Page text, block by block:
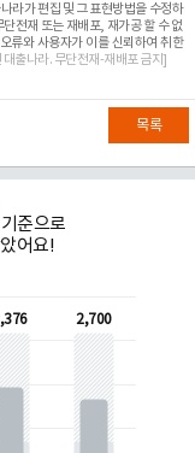
라가 편집 및 그 표현방법을 수정하
전재 또는 재배포, 재가공 할 수 없
류와 사용자가 이를 신뢰하여 취한
대출나라. 무단전재-재배포 금지]
목록
기준으로
어요!
2,700